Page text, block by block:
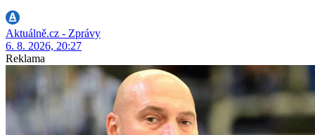
Aktuálně.cz - Zprávy
6. 8. 2026, 20:27
Reklama